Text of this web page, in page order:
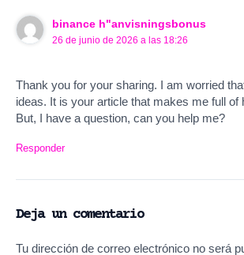
binance h"anvisningsbonus
26 de junio de 2026 a las 18:26
Thank you for your sharing. I am worried
ideas. It is your article that makes me full of
But, I have a question, can you help me?
Responder
Deja un comentario
Tu dirección de correo electrónico no será